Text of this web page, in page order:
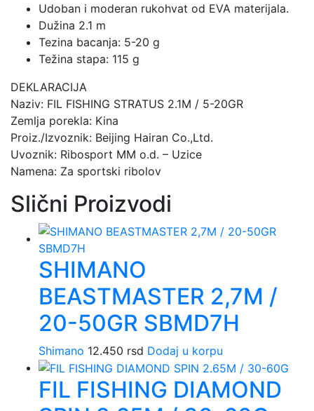
Udoban i moderan rukohvat od EVA materijala.
Dužina 2.1 m
Tezina bacanja: 5-20 g
Težina stapa: 115 g
DEKLARACIJA
Naziv: FIL FISHING STRATUS 2.1M / 5-20GR
Zemlja porekla: Kina
Proiz./Izvoznik: Beijing Hairan Co.,Ltd.
Uvoznik: Ribosport MM o.d. – Uzice
Namena: Za sportski ribolov
Slični Proizvodi
SHIMANO
BEASTMASTER 2,7M /
20-50GR SBMD7H
Shimano 12.450 rsd Dodaj u korpu
FIL FISHING DIAMOND